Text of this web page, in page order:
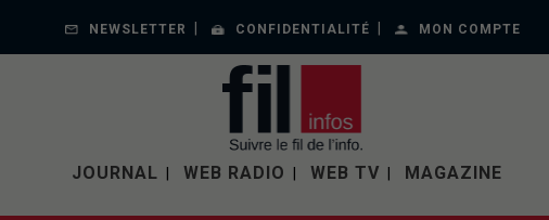
NEWSLETTER CONFIDENTIALITÉ MON COMPTE
JOURNAL WEB RADIO WEB TV MAGAZINE